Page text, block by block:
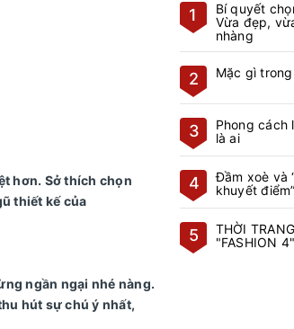
hơn. Sở thích chọn
thiết kế của
ngần ngại nhé nàng.
hút sự chú ý nhất,
1
Bí quyết
Vừa đẹp,
nhàng
2 Mặc gì
3
Phong cách
là ai
4
Đầm xoè và
khuyết điểm”
5
THỜI
"FASHION 4"